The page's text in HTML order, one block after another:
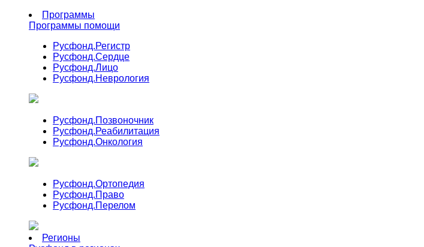
Программы
Программы помощи
Русфонд.Регистр
Русфонд.Сердце
Русфонд.Лицо
Русфонд.Неврология
Русфонд.Позвоночник
Русфонд.Реабилитация
Русфонд.Онкология
Русфонд.Ортопедия
Русфонд.Право
Русфонд.Перелом
Регионы